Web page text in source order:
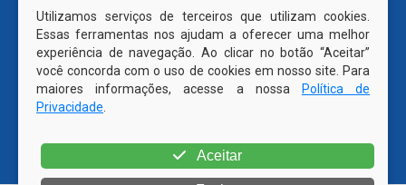
Utilizamos serviços de terceiros que utilizam cookies.
Essas ferramentas nos ajudam a oferecer uma melhor
experiência de navegação. Ao clicar no botão “Aceitar”
você concorda com o uso de cookies em nosso site. Para
maiores informações, acesse a nossa
Política de
Privacidade
Aceitar